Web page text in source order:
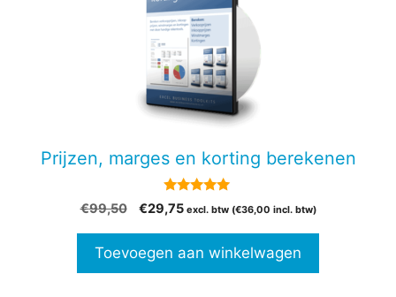
Prijzen, marges en korting berekenen
van 5
€99,50
Oorspronkelijke
€99,50.
€29,75Huidige
€29,75.
excl. btw (€36,00 incl. btw)
Toevoegen aan winkelwagen